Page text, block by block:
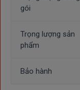
gói
Trọng lượng sản
phẩm
Bảo hành